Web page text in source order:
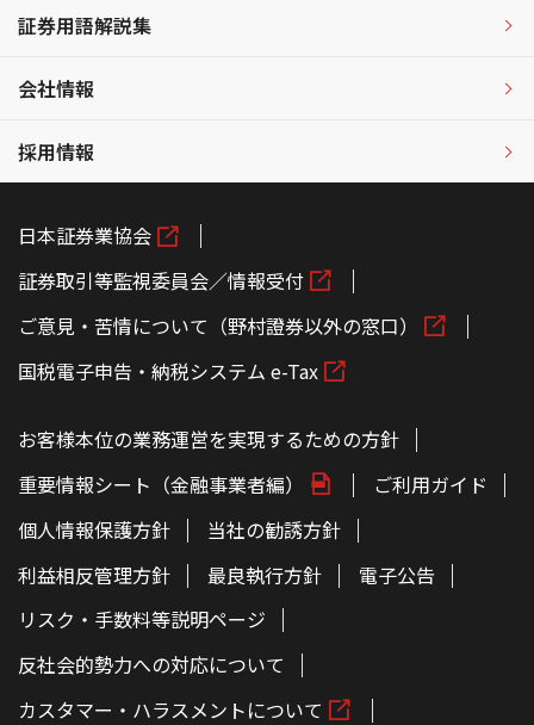
証券用語解説集
会社情報
採用情報
日本証券業協会
証券取引等監視委員会／情報受付
ご意見・苦情について（野村證券以外の窓口）
国税電子申告・納税システム e-Tax
お客様本位の業務運営を実現するための方針
重要情報シート（金融事業者編）
ご利用ガイド
個人情報保護方針
当社の勧誘方針
利益相反管理方針
最良執行方針
電子公告
リスク・手数料等説明ページ
反社会的勢力への対応について
カスタマー・ハラスメントについて